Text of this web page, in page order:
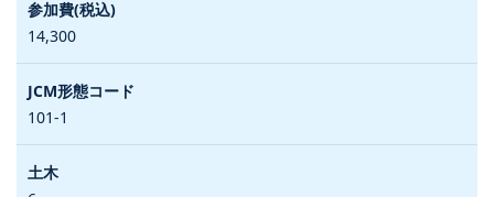
14,300
101-1